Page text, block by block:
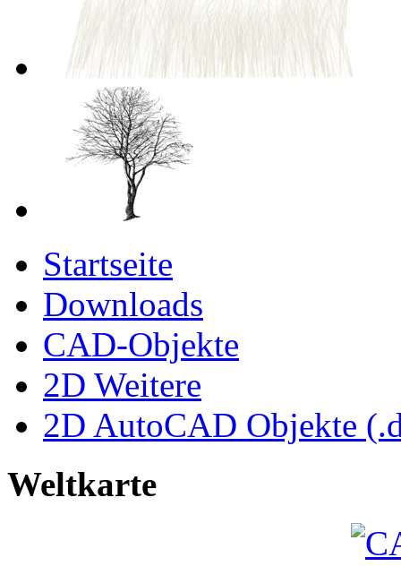
Startseite
Downloads
CAD-Objekte
2D Weitere
2D AutoCAD Objekte
Weltkarte